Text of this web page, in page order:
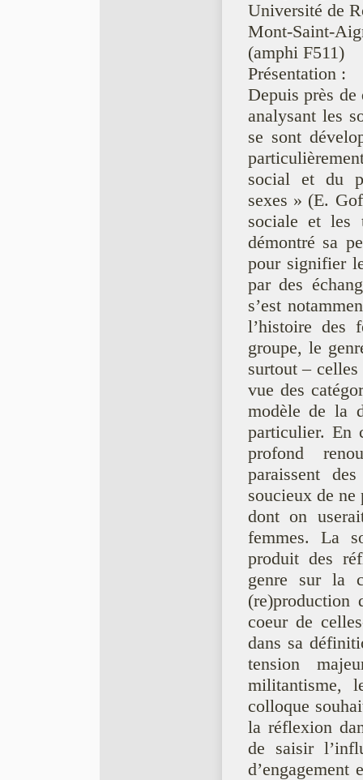
Université de
Mont-Saint-
(amphi F511)
Présentation :
Depuis près de
analysant les
se sont
social et du
sexes » (E.
sociale et les
démontré sa
pour signifier
par des
s’est
l’histoire des
groupe, le
surtout –
vue des
modèle de la
particulier. En
profond
paraissent
soucieux de ne
dont on
femmes. La
produit des
genre sur la
(re)production
coeur de
dans sa
tension
militantisme,
colloque
la réflexion
de saisir